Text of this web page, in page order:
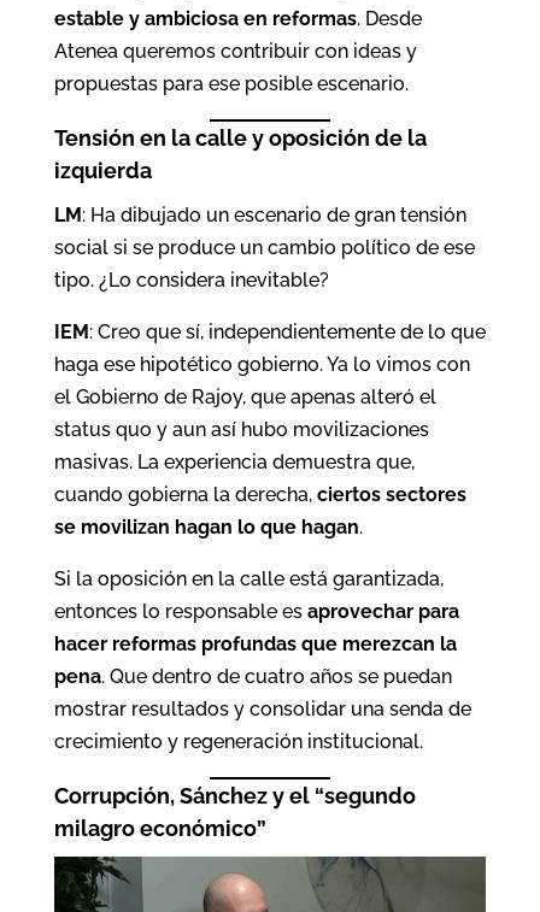
estable y ambiciosa en reformas. Desde
Atenea queremos contribuir con ideas y
propuestas para ese posible escenario.
Tensión en la calle y oposición de la
izquierda
LM: Ha dibujado un escenario de gran tensión
social si se produce un cambio político de ese
tipo. ¿Lo considera inevitable?
IEM: Creo que sí, independientemente de lo que
haga ese hipotético gobierno. Ya lo vimos con
el Gobierno de Rajoy, que apenas alteró el
status quo y aun así hubo movilizaciones
masivas. La experiencia demuestra que,
cuando gobierna la derecha, ciertos sectores
se movilizan hagan lo que hagan.
Si la oposición en la calle está garantizada,
entonces lo responsable es aprovechar para
hacer reformas profundas que merezcan la
pena. Que dentro de cuatro años se puedan
mostrar resultados y consolidar una senda de
crecimiento y regeneración institucional.
Corrupción, Sánchez y el “segundo
milagro económico”